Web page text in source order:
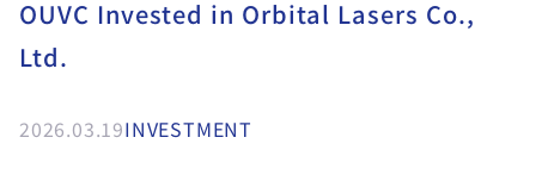
OUVC Invested in Orbital Lasers Co.,
Ltd.
2026.03.19INVESTMENT